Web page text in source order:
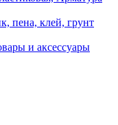
пена, клей, грунт
и аксессуары